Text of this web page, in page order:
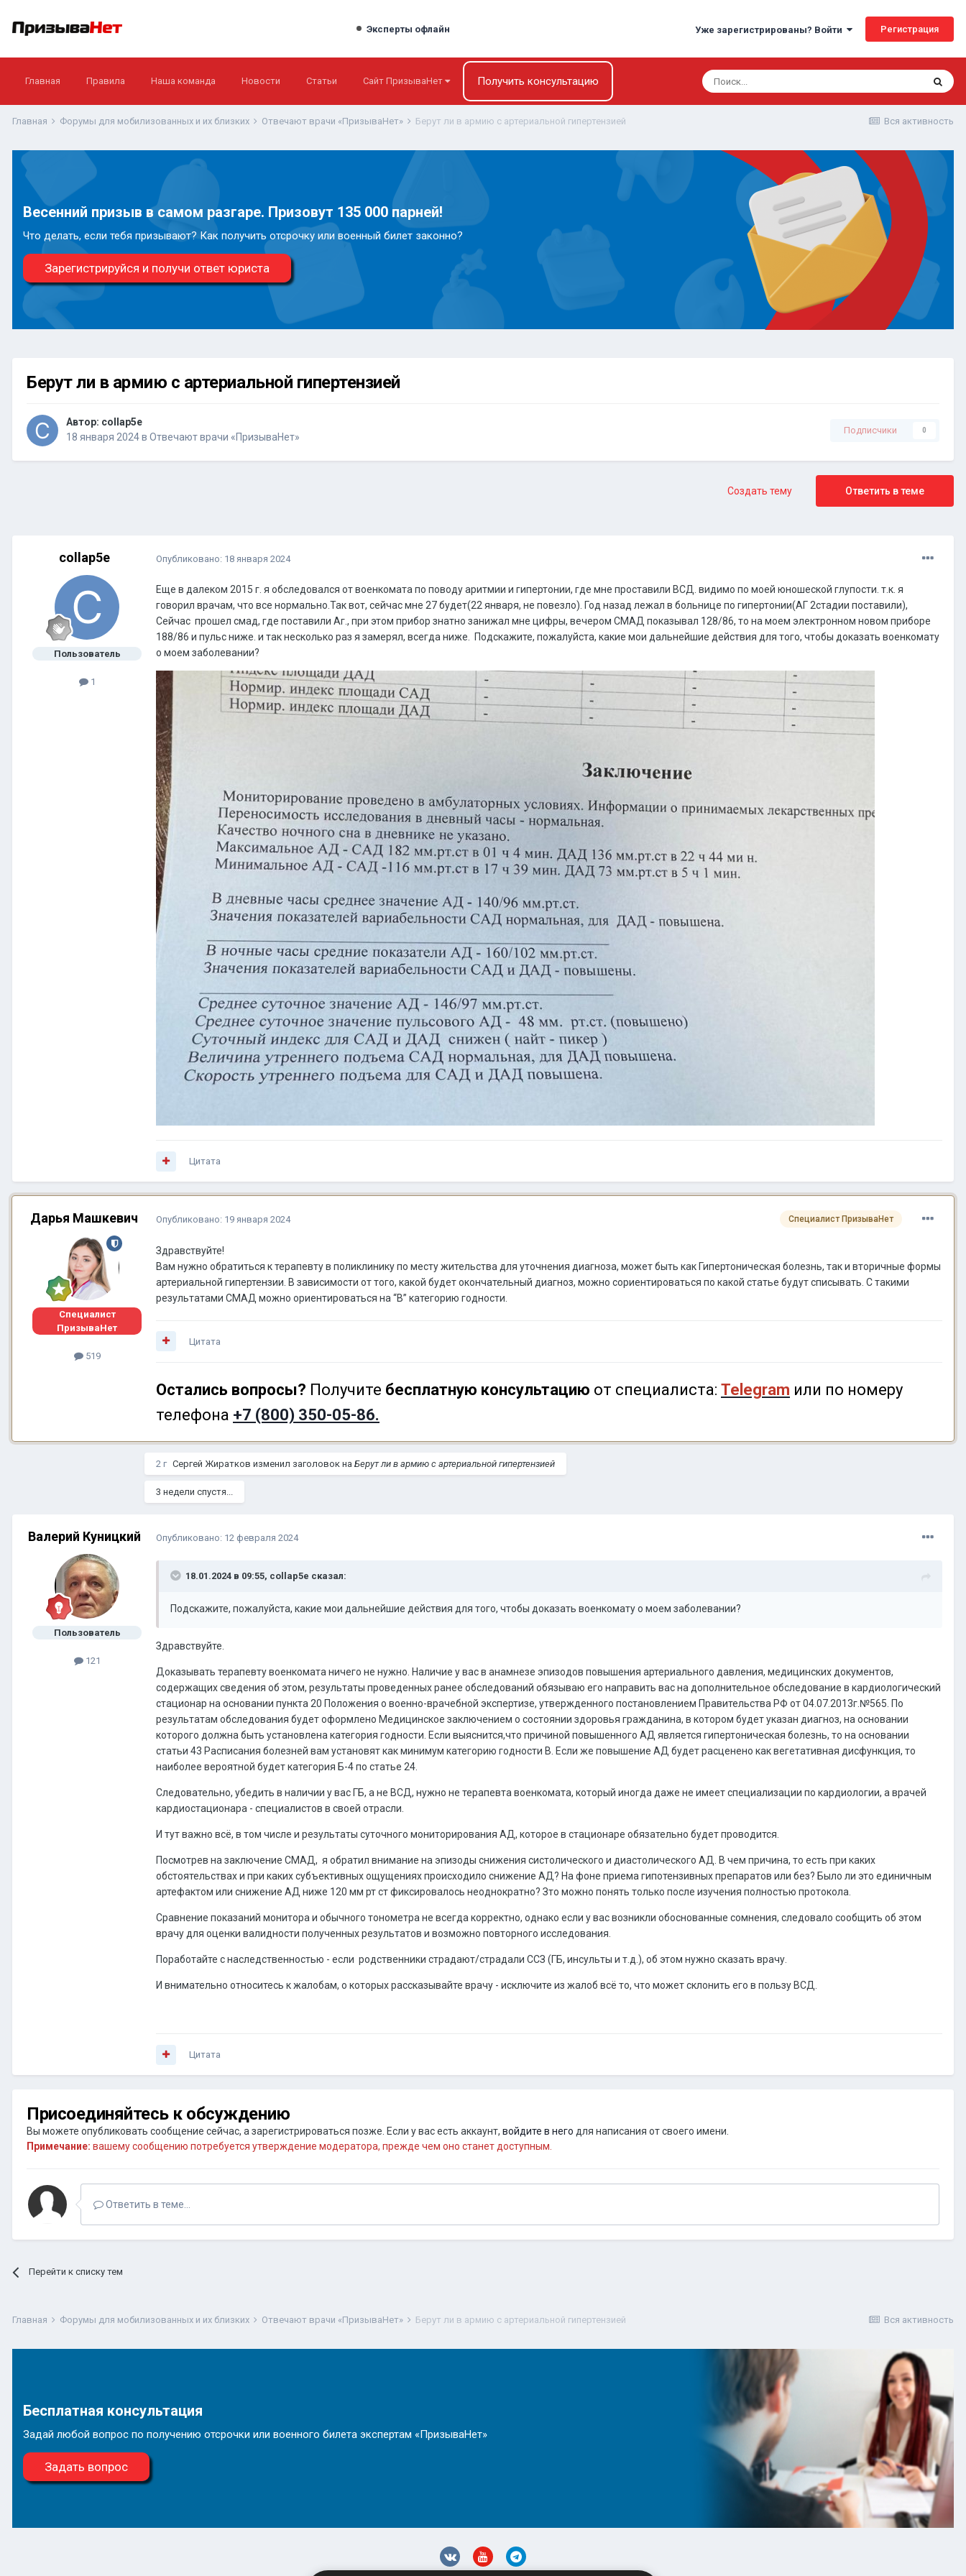
Эксперты офлайн Уже зарегистрированы? Войти Регистрация
Главная Правила Наша команда Новости Статьи Сайт ПризываНет Получить консультацию
Вся активность
Главная Форумы для мобилизованных и их близких Отвечают врачи «ПризываНет» Берут ли в армию с артериальной гипертензией
Весенний призыв в самом разгаре. Призовут 135 000 парней!
Что делать, если тебя призывают? Как получить отсрочку или военный билет законно?
Зарегистрируйся и получи ответ юриста
Берут ли в армию с артериальной гипертензией
Автор: collap5e
18 января 2024в Отвечают врачи «ПризываНет»
Подписчики 0
Ответить в теме
Создать тему
collap5e
Пользователь
1
Опубликовано: 18 января 2024
Еще в далеком 2015 г. я обследовался от военкомата по поводу аритмии и гипертонии, где мне проставили ВСД. видимо по моей юношеской глупости. т.к. я
говорил врачам, что все нормально.Так вот, сейчас мне 27 будет(22 января, не повезло). Год назад лежал в больнице по гипертонии(АГ 2стадии поставили),
Сейчас прошел смад, где поставили Аг., при этом прибор знатно занижал мне цифры, вечером СМАД показывал 128/86, то на моем электронном новом приборе
188/86 и пульс ниже. и так несколько раз я замерял, всегда ниже. Подскажите, пожалуйста, какие мои дальнейшие действия для того, чтобы доказать военкомату
о моем заболевании?
Цитата
Дарья Машкевич
Специалист
ПризываНет
519
Специалист ПризываНет
Опубликовано: 19 января 2024
Здравствуйте!
Вам нужно обратиться к терапевту в поликлинику по месту жительства для уточнения диагноза, может быть как Гипертоническая болезнь, так и вторичные формы
артериальной гипертензии. В зависимости от того, какой будет окончательный диагноз, можно сориентироваться по какой статье будут списывать. С такими
результатами СМАД можно ориентироваться на “В” категорию годности.
Цитата
Остались вопросы? Получите бесплатную консультацию от специалиста: Telegram или по номеру
телефона +7 (800) 350-05-86.
2 г Сергей Жиратков изменил заголовок на Берут ли в армию с артериальной гипертензией
3 недели спустя...
Валерий Куницкий
Пользователь
121
Опубликовано: 12 февраля 2024
18.01.2024 в 09:55, collap5e сказал:
Подскажите, пожалуйста, какие мои дальнейшие действия для того, чтобы доказать военкомату о моем заболевании?
Здравствуйте.
Доказывать терапевту военкомата ничего не нужно. Наличие у вас в анамнезе эпизодов повышения артериального давления, медицинских документов,
содержащих сведения об этом, результаты проведенных ранее обследований обязываю его направить вас на дополнительное обследование в кардиологический
стационар на основании пункта 20 Положения о военно-врачебной экспертизе, утвержденного постановлением Правительства РФ от 04.07.2013г.№565. По
результатам обследования будет оформлено Медицинское заключением о состоянии здоровья гражданина, в котором будет указан диагноз, на основании
которого должна быть установлена категория годности. Если выяснится,что причиной повышенного АД является гипертоническая болезнь, то на основании
статьи 43 Расписания болезней вам установят как минимум категорию годности В. Если же повышение АД будет расценено как вегетативная дисфункция, то
наиболее вероятной будет категория Б-4 по статье 24.
Следовательно, убедить в наличии у вас ГБ, а не ВСД, нужно не терапевта военкомата, который иногда даже не имеет специализации по кардиологии, а врачей
кардиостационара - специалистов в своей отрасли.
И тут важно всё, в том числе и результаты суточного мониторирования АД, которое в стационаре обязательно будет проводится.
Посмотрев на заключение СМАД, я обратил внимание на эпизоды снижения систолического и диастолического АД. В чем причина, то есть при каких
обстоятельствах и при каких субъективных ощущениях происходило снижение АД? На фоне приема гипотензивных препаратов или без? Было ли это единичным
артефактом или снижение АД ниже 120 мм рт ст фиксировалось неоднократно? Зто можно понять только после изучения полностью протокола.
Сравнение показаний монитора и обычного тонометра не всегда корректно, однако если у вас возникли обоснованные сомнения, следовало сообщить об этом
врачу для оценки валидности полученных результатов и возможно повторного исследования.
Поработайте с наследственностью - если родственники страдают/страдали ССЗ (ГБ, инсульты и т.д.), об этом нужно сказать врачу.
И внимательно относитесь к жалобам, о которых рассказывайте врачу - исключите из жалоб всё то, что может склонить его в пользу ВСД.
Цитата
Присоединяйтесь к обсуждению
Вы можете опубликовать сообщение сейчас, а зарегистрироваться позже. Если у вас есть аккаунт, войдите в него для написания от своего имени.
Примечание: вашему сообщению потребуется утверждение модератора, прежде чем оно станет доступным.
Ответить в теме...
Перейти к списку тем
Вся активность
Главная Форумы для мобилизованных и их близких Отвечают врачи «ПризываНет» Берут ли в армию с артериальной гипертензией
Бесплатная консультация
Задай любой вопрос по получению отсрочки или военного билета экспертам «ПризываНет»
Задать вопрос